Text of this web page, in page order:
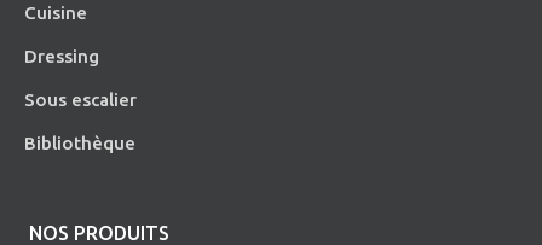
Cuisine
Dressing
Sous escalier
Bibliothèque
NOS PRODUITS